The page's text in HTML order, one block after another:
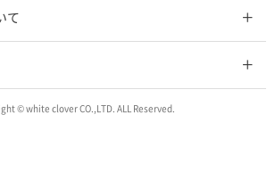
て
© white clover CO.,LTD. ALL Reserved.